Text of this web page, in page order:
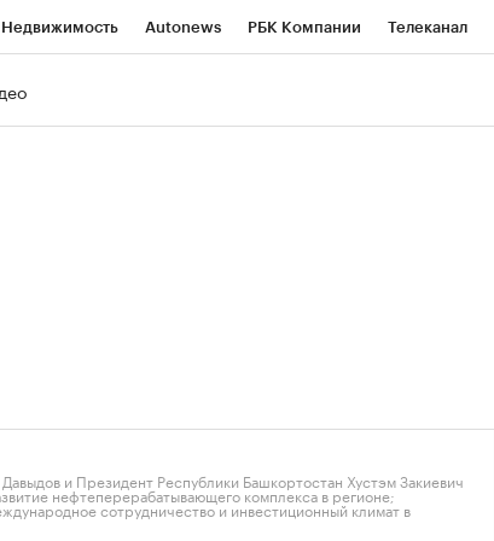
Недвижимость Autonews РБК Компании Телеканал
и Президент Республики Башкортостан Хустэм Закиевич
нефтеперерабатывающего комплекса в регионе;
сотрудничество и инвестиционный климат в